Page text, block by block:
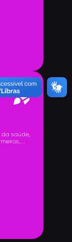
rocket_launch
saúde,